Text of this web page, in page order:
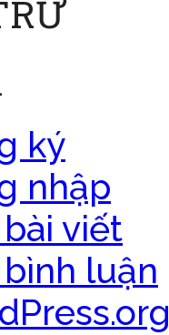
ký
nhập
bài viết
bình luận